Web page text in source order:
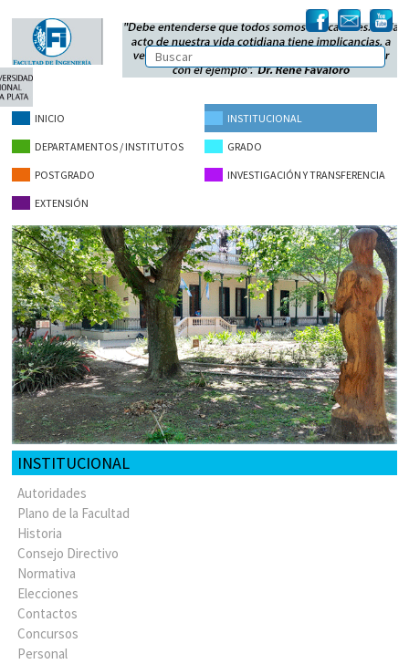
INICIO INSTITUCIONAL
DEPARTAMENTOS / INSTITUTOS GRADO
POSTGRADO INVESTIGACIÓN Y TRANSFERENCIA
EXTENSIÓN
INSTITUCIONAL
Autoridades
Plano de la Facultad
Historia
Consejo Directivo
Normativa
Elecciones
Contactos
Concursos
Personal